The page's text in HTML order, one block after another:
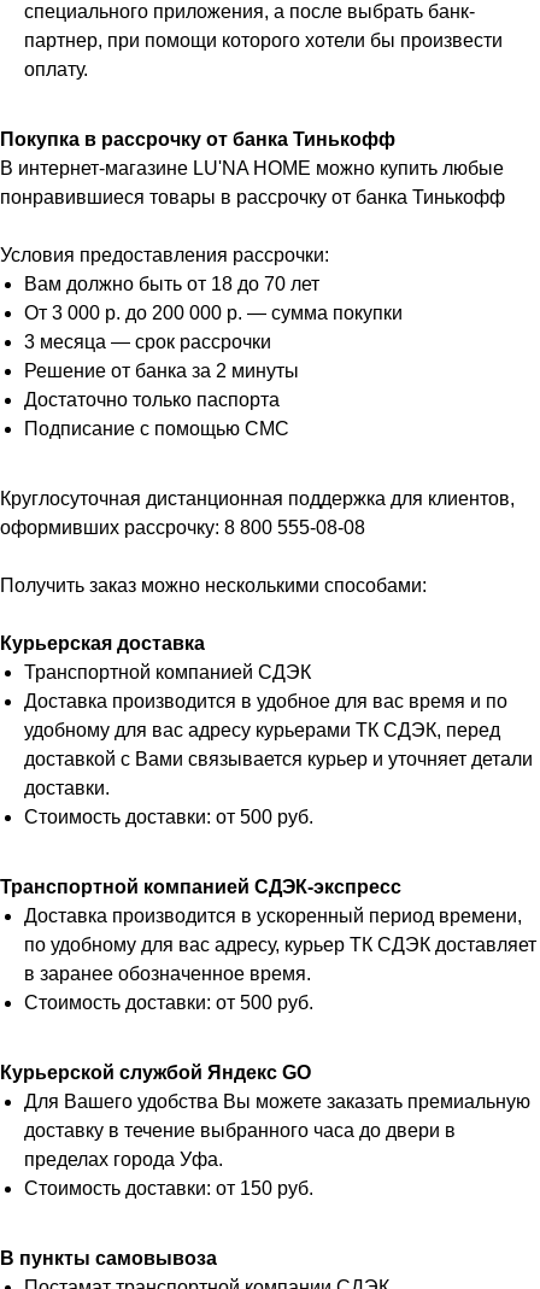
специального приложения, а после выбрать банк-
партнер, при помощи которого хотели бы произвести
оплату.
Покупка в рассрочку от банка Тинькофф
В интернет-магазине LU'NA HOME можно купить любые
понравившиеся товары в рассрочку от банка Тинькофф
Условия предоставления рассрочки:
Вам должно быть от 18 до 70 лет
От 3 000 р. до 200 000 р. — сумма покупки
3 месяца — срок рассрочки
Решение от банка за 2 минуты
Достаточно только паспорта
Подписание с помощью СМС
Круглосуточная дистанционная поддержка для клиентов,
оформивших рассрочку: 8 800 555-08-08
Получить заказ можно несколькими способами:
Курьерская доставка
Транспортной компанией СДЭК
Доставка производится в удобное для вас время и по
удобному для вас адресу курьерами ТК СДЭК, перед
доставкой с Вами связывается курьер и уточняет детали
доставки.
Стоимость доставки: от 500 руб.
Транспортной компанией СДЭК-экспресс
Доставка производится в ускоренный период времени,
по удобному для вас адресу, курьер ТК СДЭК доставляет
в заранее обозначенное время.
Стоимость доставки: от 500 руб.
Курьерской службой Яндекс GO
Для Вашего удобства Вы можете заказать премиальную
доставку в течение выбранного часа до двери в
пределах города Уфа.
Стоимость доставки: от 150 руб.
В пункты самовывоза